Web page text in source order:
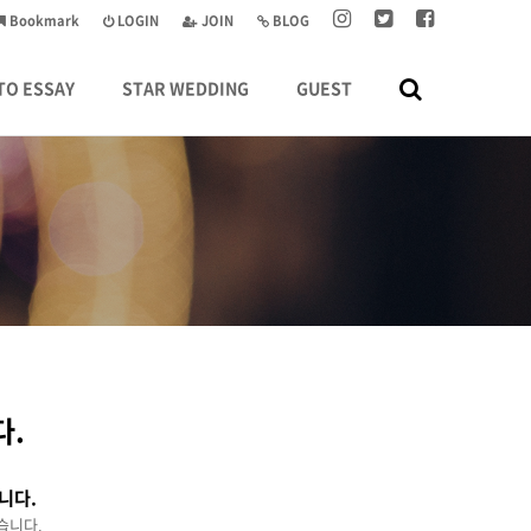
BLOG
JOIN
LOGIN
Bookmark
ESSAY STAR WEDDING GUEST
.
다.
니다.